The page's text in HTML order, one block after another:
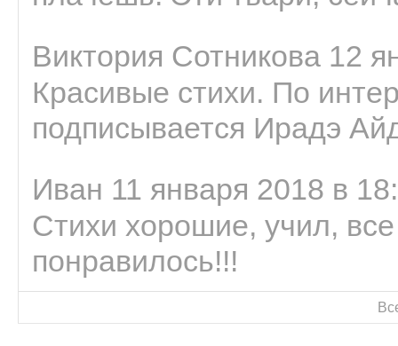
Виктория Сотникова 12
Красивые стихи. По
подписывается Ирадэ
Иван 11 января 2018 в
Стихи хорошие, учил,
понравилось!!!